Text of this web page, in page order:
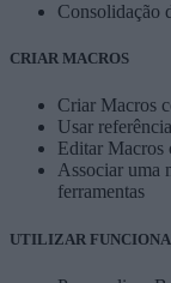
Consolidação
CRIAR MACROS
Criar Macros
Usar
Editar
Associar uma
ferramentas
UTILIZAR